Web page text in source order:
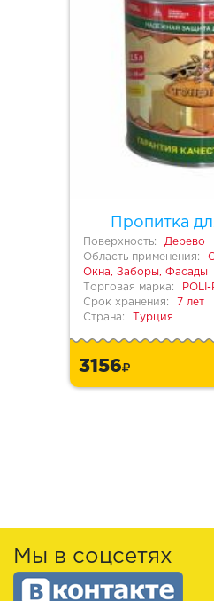
Пропитка
Поверхность:
Дерево
Область применения:
Окна, Заборы, Фасады
Торговая марка:
POLI-
Срок хранения:
7 лет
Страна:
Турция
3156
Мы в соцсетях